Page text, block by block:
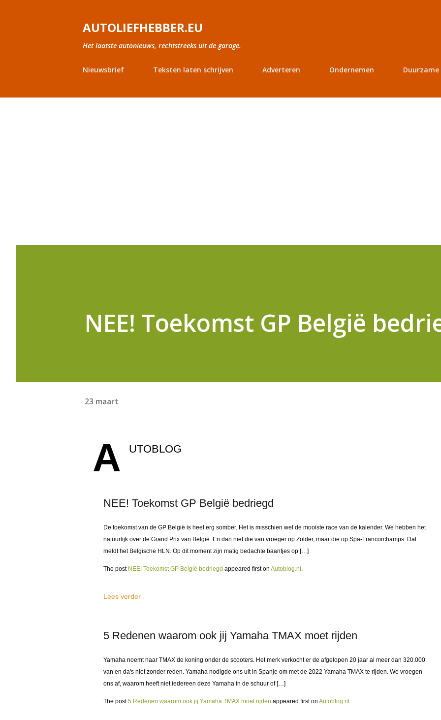
AUTOLIEFHEBBER.EU
Het laatste autonieuws, rechtstreeks uit de garage.
Nieuwsbrief Teksten laten schrijven Adverteren Ondernemen Duurzame
NEE! Toekomst GP België
23 maart
A UTOBLOG
NEE! Toekomst GP België bedriegd
De toekomst van de GP België is heel erg somber. Het is misschien wel de mooiste race van de kalender. We hebben het
natuurlijk over de Grand Prix van België. En dan niet die van vroeger op Zolder, maar die op Spa-Francorchamps. Dat
meldt het Belgische HLN. Op dit moment zijn matig bedachte baantjes op […]
The post NEE! Toekomst GP België bedriegd appeared first on Autoblog.nl .
Lees verder
5 Redenen waarom ook jij Yamaha TMAX moet rijden
Yamaha noemt haar TMAX de koning onder de scooters. Het merk verkocht er de afgelopen 20 jaar al meer dan 320.000
van en da's niet zonder reden. Yamaha nodigde ons uit in Spanje om met de 2022 Yamaha TMAX te rijden. We vroegen
ons af, waarom heeft niet iedereen deze Yamaha in de schuur of […]
The post5 Redenen waarom ook jij Yamaha TMAX moet rijden appeared first on Autoblog.nl .